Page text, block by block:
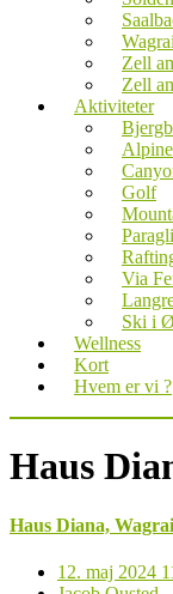
Zell
Zell
Aktiviteter
Golf
Via
Ski i
Wellness
Kort
Hvem er vi ?
Haus
Haus Diana,
12. maj 2024